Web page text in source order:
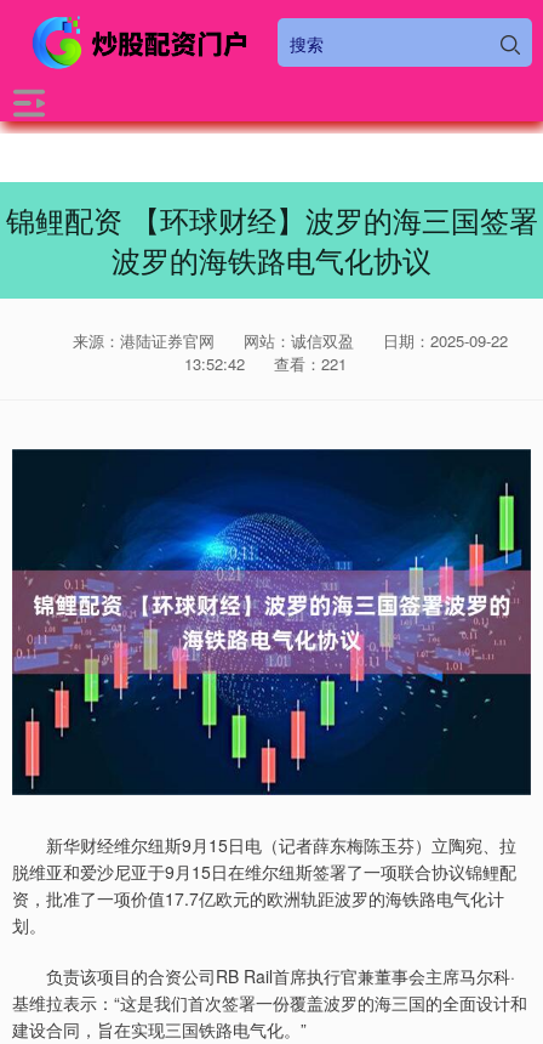
锦鲤配资 【环球财经】波罗的海三国签署
波罗的海铁路电气化协议
来源：港陆证券官网 网站：诚信双盈
日期：2025-09-22
13:52:42
查看：221
新华财经维尔纽斯9月15日电（记者薛东梅陈玉芬）立陶宛、拉
脱维亚和爱沙尼亚于9月15日在维尔纽斯签署了一项联合协议锦鲤配
资，批准了一项价值17.7亿欧元的欧洲轨距波罗的海铁路电气化计
划。
负责该项目的合资公司RB Rail首席执行官兼董事会主席马尔科·
基维拉表示：“这是我们首次签署一份覆盖波罗的海三国的全面设计和
建设合同，旨在实现三国铁路电气化。”